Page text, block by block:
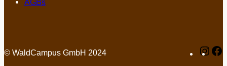
AGBs
© WaldCampus GmbH 2024